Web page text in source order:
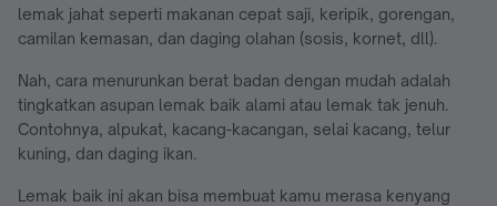
lemak jahat seperti makanan cepat saji, keripik, gorengan,
camilan kemasan, dan daging olahan (sosis, kornet, dll).
Nah, cara menurunkan berat badan dengan mudah adalah
tingkatkan asupan lemak baik alami atau lemak tak jenuh.
Contohnya, alpukat, kacang-kacangan, selai kacang, telur
kuning, dan daging ikan.
Lemak baik ini akan bisa membuat kamu merasa kenyang